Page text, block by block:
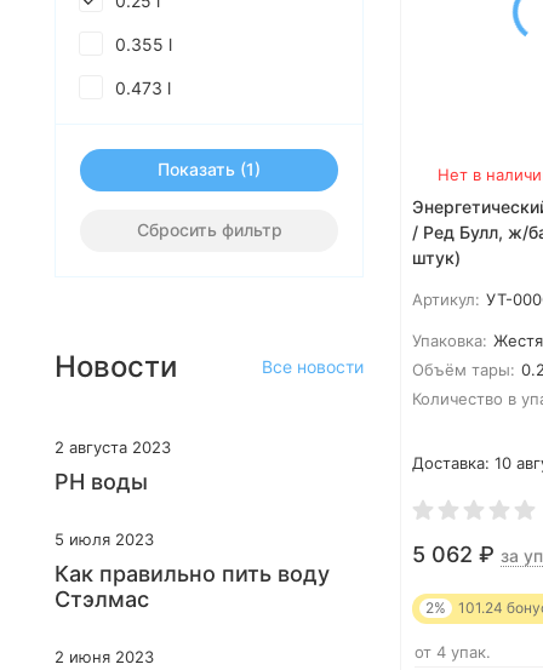
Нет в
/ Ред Булл, ж/
штук)
Артикул: УТ-
Упаковка:
Объём тары:
Количество в
Доставка: 10
5 062 ₽ за
2% 101.24
от 4 упак.
0.355 l
0.473 l
Показать
Сбросить фильтр
Новости Все новости
2 августа 2023
PH воды
5 июля 2023
Как правильно пить воду
Стэлмас
2 июня 2023